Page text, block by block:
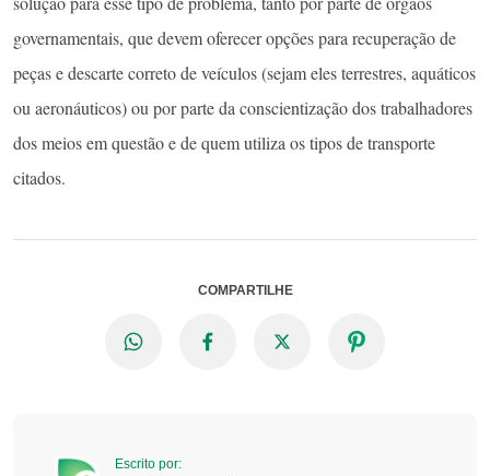
governamentais, que devem oferecer opções para recuperação de
peças e descarte correto de veículos (sejam eles terrestres, aquáticos
ou aeronáuticos) ou por parte da conscientização dos trabalhadores
dos meios em questão e de quem utiliza os tipos de transporte
citados.
COMPARTILHE
Escrito por: